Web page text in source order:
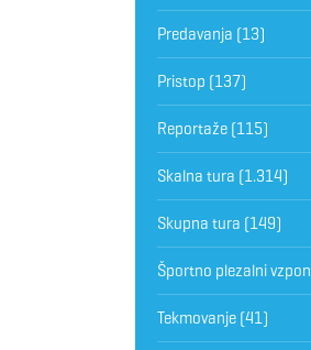
Predavanja (13)
Pristop (137)
Reportaže(115)
Skalna tura (1.314)
Skupna tura (149)
Športno plezalni vzpon
Tekmovanje(41)